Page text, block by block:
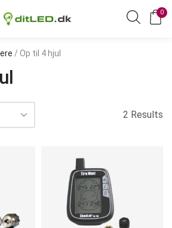
0
/ Op til 4 hjul
2 Results